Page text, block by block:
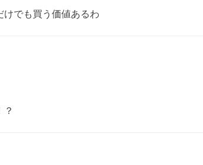
けでも買う価値あるわ
？